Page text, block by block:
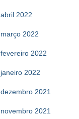
abril 2022
março 2022
fevereiro 2022
janeiro 2022
dezembro 2021
novembro 2021